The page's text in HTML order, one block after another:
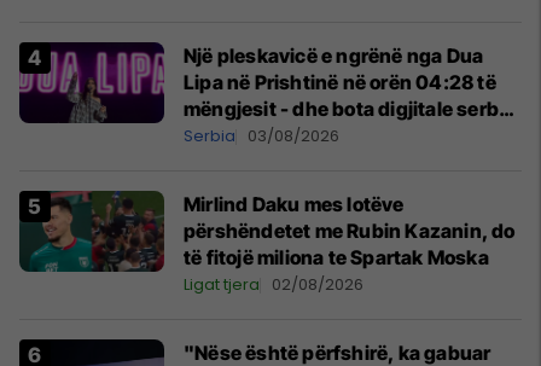
Një pleskavicë e ngrënë nga Dua
Lipa në Prishtinë në orën 04:28 të
mëngjesit - dhe bota digjitale serbe
shpall gjendjen e luftës
Serbia 03/08/2026
Mirlind Daku mes lotëve
përshëndetet me Rubin Kazanin, do
të fitojë miliona te Spartak Moska
Ligat tjera 02/08/2026
"Nëse është përfshirë, ka gabuar